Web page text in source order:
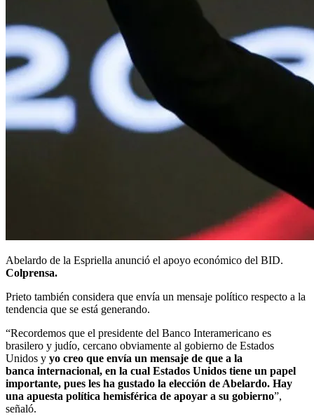
Abelardo de la Espriella anunció el apoyo económico del BID.
Colprensa.
Prieto también considera que envía un mensaje político respecto a la
tendencia que se está generando.
“Recordemos que el presidente del Banco Interamericano es
brasilero y judío, cercano obviamente al gobierno de Estados
Unidos y yo creo que envía un mensaje de que a la
banca internacional, en la cual Estados Unidos tiene un papel
importante, pues les ha gustado la elección de Abelardo. Hay
una apuesta política hemisférica de apoyar a su gobierno”,
señaló.